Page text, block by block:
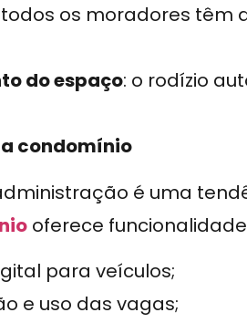
todos os moradores têm
do espaço: o rodízio
condomínio
é uma
oferece
para veículos;
e uso das vagas;